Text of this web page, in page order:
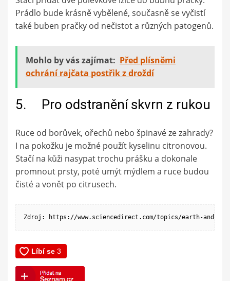
Prádlo bude krásně vybělené, současně se vyčistí
také buben pračky od nečistot a různých patogenů.
Mohlo by vás zajímat: Před plísněmi
ochrání rajčata postřik z droždí
5. Pro odstranění skvrn z rukou
Ruce od borůvek, ořechů nebo špinavé ze zahrady?
I na pokožku je možné použít kyselinu citronovou.
Stačí na kůži nasypat trochu prášku a dokonale
promnout prsty, poté umýt mýdlem a ruce budou
čisté a vonět po citrusech.
Zdroj: https://www.sciencedirect.com/topics/earth-and-